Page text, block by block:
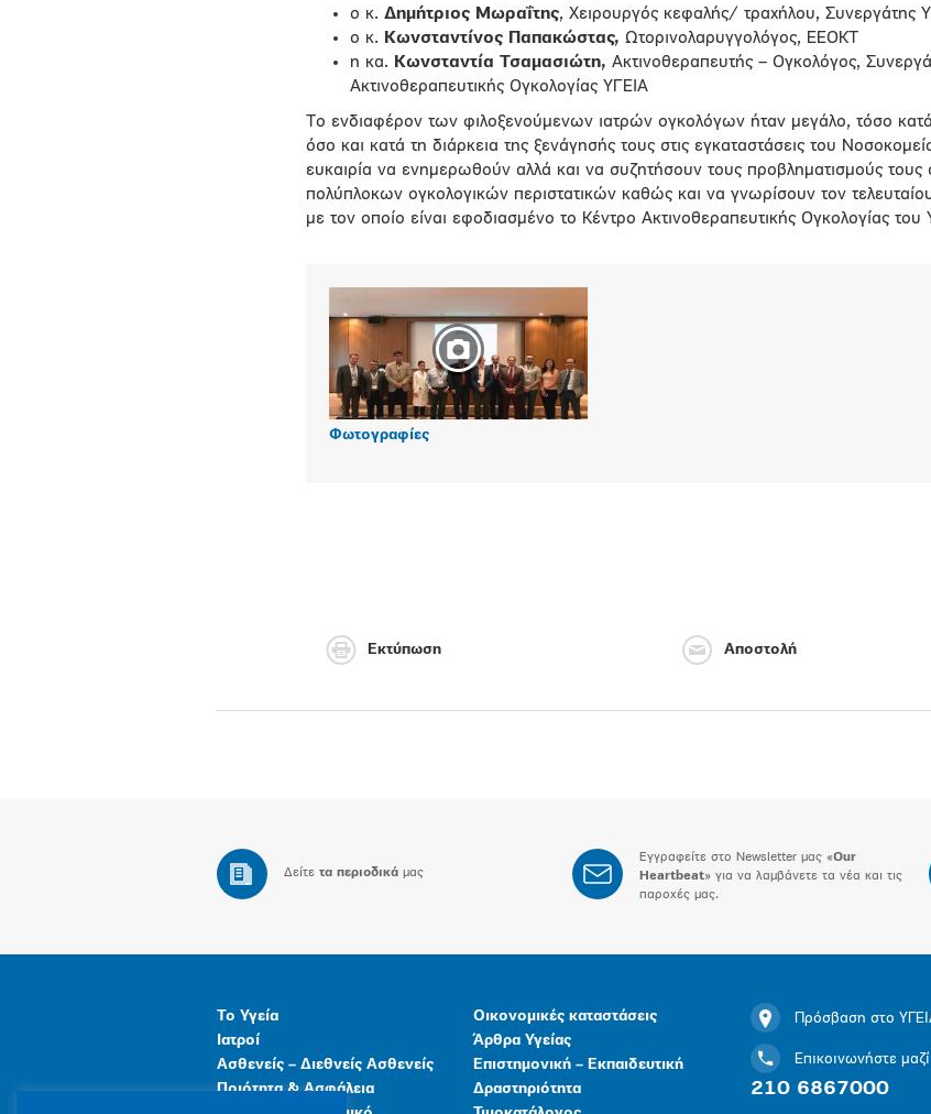
ο κ. Δημήτριος Μωραΐτης, Χειρουργός κεφαλής/ τραχήλου, Συνεργάτης
ο κ. Κωνσταντίνος Παπακώστας, Ωτορινολαρυγγολόγος, EEOKT
η κα. Κωνσταντία Τσαμασιώτη, Ακτινοθεραπευτής – Ογκολόγος,
Ακτινοθεραπευτικής Ογκολογίας ΥΓΕΙΑ
Το ενδιαφέρον των φιλοξενούμενων ιατρών ογκολόγων ήταν μεγάλο, τόσο
όσο και κατά τη διάρκεια της ξενάγησής τους στις εγκαταστάσεις του
ευκαιρία να ενημερωθούν αλλά και να συζητήσουν τους προβληματισμούς τους
πολύπλοκων ογκολογικών περιστατικών καθώς και να γνωρίσουν τον
με τον οποίο είναι εφοδιασμένο το Κέντρο Ακτινοθεραπευτικής Ογκολογίας του
Φωτογραφίες
Εκτύπωση Αποστολή
Δείτε τα περιοδικά μας
Εγγραφείτε στο Newsletter μας «Our
Heartbeat» για να λαμβάνετε τα νέα και τις
παροχές μας.
Το Υγεία
Ιατροί
Ασθενείς – Διεθνείς Ασθενείς
Ποιότητα & Ασφάλεια
Οικονομικές καταστάσεις
Άρθρα Υγείας
Επιστημονική – Εκπαιδευτική
Δραστηριότητα
Πρόσβαση στο
Επικοινωνήστε
210 6867000